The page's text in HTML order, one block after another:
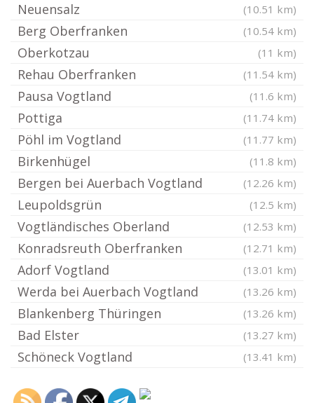
Neuensalz (10.51 km)
Berg Oberfranken (10.54 km)
Oberkotzau (11 km)
Rehau Oberfranken (11.54 km)
Pausa Vogtland (11.6 km)
Pottiga (11.74 km)
Pöhl im Vogtland (11.77 km)
Birkenhügel (11.8 km)
Bergen bei Auerbach Vogtland (12.26 km)
Leupoldsgrün (12.5 km)
Vogtländisches Oberland (12.53 km)
Konradsreuth Oberfranken (12.71 km)
Adorf Vogtland (13.01 km)
Werda bei Auerbach Vogtland (13.26 km)
Blankenberg Thüringen (13.26 km)
Bad Elster (13.27 km)
Schöneck Vogtland (13.41 km)